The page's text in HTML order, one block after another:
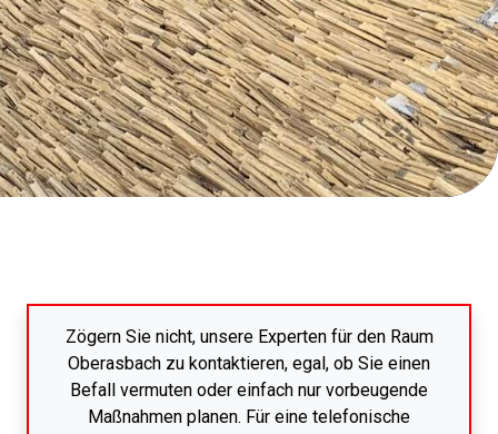
Zögern Sie nicht, unsere Experten für den Raum
Oberasbach zu kontaktieren, egal, ob Sie einen
Befall vermuten oder einfach nur vorbeugende
Maßnahmen planen. Für eine telefonische